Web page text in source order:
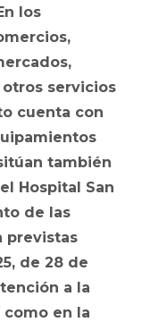
los
servicios
cuenta con
también
Hospital San
de las
previstas
de 28 de
a la
en la